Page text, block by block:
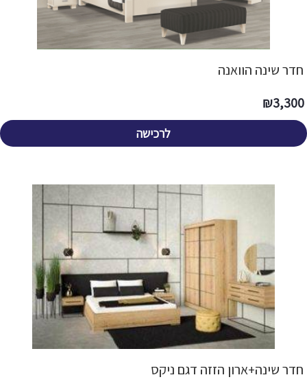
חדר שינה הוואנה
3,300
₪
לרכישה
חדר שינה+ארון הזזה דגם ניקס